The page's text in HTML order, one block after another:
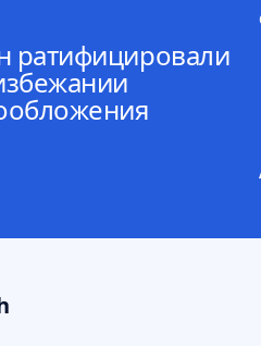
ратифицировали